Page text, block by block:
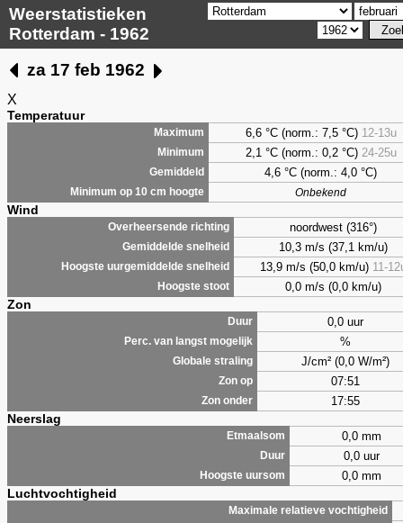
Weerstatistieken
Rotterdam - 1962
za 17 feb 1962
X
Temperatuur
Maximum 6,6 °C (norm.: 7,5 °C) 12-13u
Minimum 2,1 °C (norm.: 0,2 °C) 24-25u
Gemiddeld 4,6 °C (norm.: 4,0 °C)
Minimum op 10 cm hoogte Onbekend
Wind
Overheersende richting noordwest (316°)
Gemiddelde snelheid 10,3 m/s (37,1 km/u)
Hoogste uurgemiddelde snelheid 13,9 m/s (50,0 km/u) 11-
Hoogste stoot 0,0 m/s (0,0 km/u)
Zon
Duur 0,0 uur
Perc. van langst mogelijk %
Globale straling J/cm² (0,0 W/m²)
Zon op 07:51
Zon onder 17:55
Neerslag
Etmaalsom 0,0 mm
Duur 0,0 uur
Hoogste uursom 0,0 mm
Luchtvochtigheid
Maximale relatieve vochtigheid